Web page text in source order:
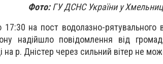
Фото:ГУ ДСНС України у
на пост водолазно-рятувального
надійшло повідомлення від
на р. Дністер через сильний вітер не